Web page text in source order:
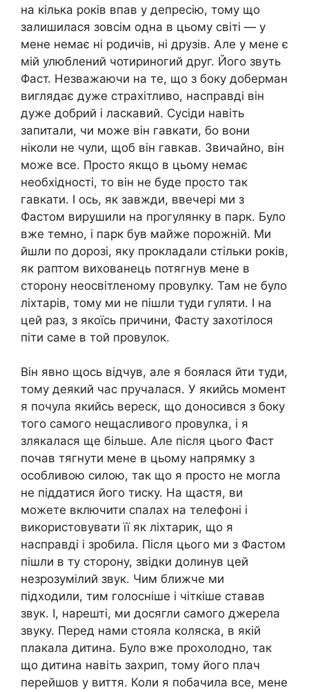
на кілька років впав у депресію, тому що
залишилася зовсім одна в цьому світі — у
мене немає ні родичів, ні друзів. Але у мене є
мій улюблений чотириногий друг. Його звуть
Фаст. Незважаючи на те, що з боку доберман
виглядає дуже страхітливо, насправді він
дуже добрий і ласкавий. Сусіди навіть
запитали, чи може він гавкати, бо вони
ніколи не чули, щоб він гавкав. Звичайно, він
може все. Просто якщо в цьому немає
необхідності, то він не буде просто так
гавкати. І ось, як завжди, ввечері ми з
Фастом вирушили на прогулянку в парк. Було
вже темно, і парк був майже порожній. Ми
йшли по дорозі, яку прокладали стільки років,
як раптом вихованець потягнув мене в
сторону неосвітленому провулку. Там не було
ліхтарів, тому ми не пішли туди гуляти. І на
цей раз, з якоїсь причини, Фасту захотілося
піти саме в той провулок.
Він явно щось відчув, але я боялася йти туди,
тому деякий час пручалася. У якийсь момент
я почула якийсь вереск, що доносився з боку
того самого нещасливого провулка, і я
злякалася ще більше. Але після цього Фаст
почав тягнути мене в цьому напрямку з
особливою силою, так що я просто не могла
не піддатися його тиску. На щастя, ви
можете включити спалах на телефоні і
використовувати її як ліхтарик, що я
насправді і зробила. Після цього ми з Фастом
пішли в ту сторону, звідки долинув цей
незрозумілий звук. Чим ближче ми
підходили, тим голосніше і чіткіше ставав
звук. І, нарешті, ми досягли самого джерела
звуку. Перед нами стояла коляска, в якій
плакала дитина. Було вже прохолодно, так
що дитина навіть захрип, тому його плач
перейшов у виття. Коли я побачила все, мене